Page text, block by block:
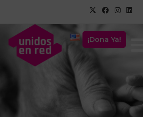
¡Dona Ya!